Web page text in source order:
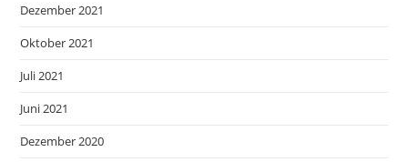
Dezember 2021
Oktober 2021
Juli 2021
Juni 2021
Dezember 2020